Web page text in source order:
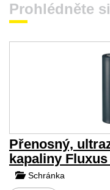
Prohlédněte
Přenosný,
kapaliny Fluxus
Schránka